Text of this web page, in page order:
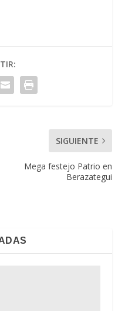
SIGUIENTE
Mega festejo Patrio en
Berazategui